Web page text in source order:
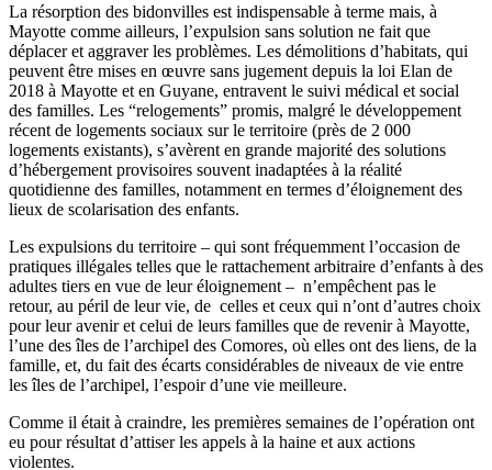
La résorption des bidonvilles est indispensable à terme mais, à
Mayotte comme ailleurs, l’expulsion sans solution ne fait que
déplacer et aggraver les problèmes. Les démolitions d’habitats, qui
peuvent être mises en œuvre sans jugement depuis la loi Elan de
2018 à Mayotte et en Guyane, entravent le suivi médical et social
des familles. Les “relogements” promis, malgré le développement
récent de logements sociaux sur le territoire (près de 2 000
logements existants), s’avèrent en grande majorité des solutions
d’hébergement provisoires souvent inadaptées à la réalité
quotidienne des familles, notamment en termes d’éloignement des
lieux de scolarisation des enfants.
Les expulsions du territoire – qui sont fréquemment l’occasion de
pratiques illégales telles que le rattachement arbitraire d’enfants à des
adultes tiers en vue de leur éloignement – n’empêchent pas le
retour, au péril de leur vie, de celles et ceux qui n’ont d’autres choix
pour leur avenir et celui de leurs familles que de revenir à Mayotte,
l’une des îles de l’archipel des Comores, où elles ont des liens, de la
famille, et, du fait des écarts considérables de niveaux de vie entre
les îles de l’archipel, l’espoir d’une vie meilleure.
Comme il était à craindre, les premières semaines de l’opération ont
eu pour résultat d’attiser les appels à la haine et aux actions
violentes.